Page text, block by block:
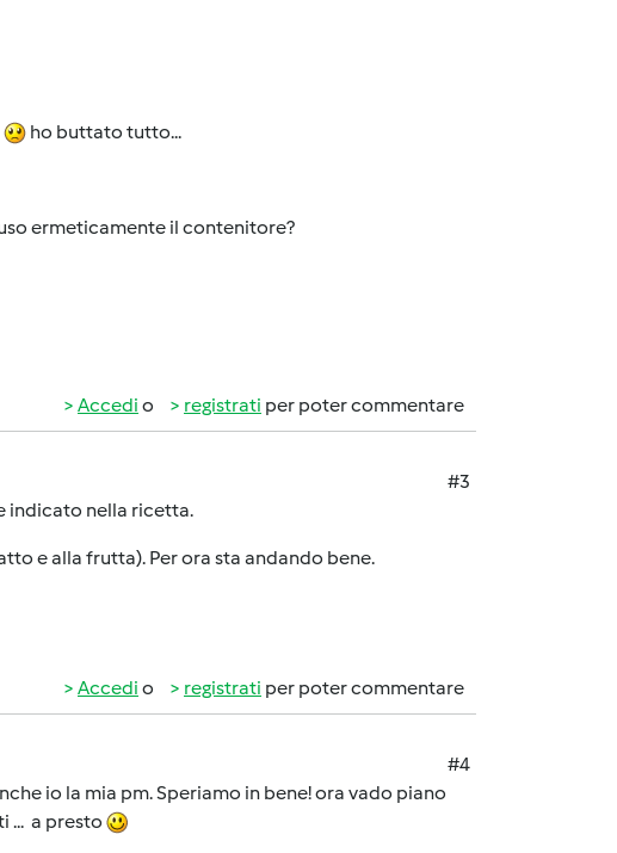
ho buttato tutto...
ermeticamente il contenitore?
Accedi o registrati per poter commentare
#3
indicato nella ricetta.
e alla frutta). Per ora sta andando bene.
Accedi o registrati per poter commentare
#4
io la mia pm. Speriamo in bene! ora vado piano
... a presto